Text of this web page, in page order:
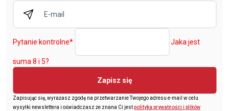
Pytanie kontrolne* Jaka jest
suma 8 i 5?
Zapisz się
Zapisując się, wyrażasz zgodę na przetwarzanie Twojego adresu e-mail w celu
wysyłki newslettera i oświadczasz że znana Ci jestpolityka prywatności i plików